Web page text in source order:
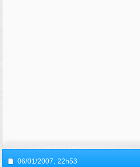
06/01/2007, 22h53